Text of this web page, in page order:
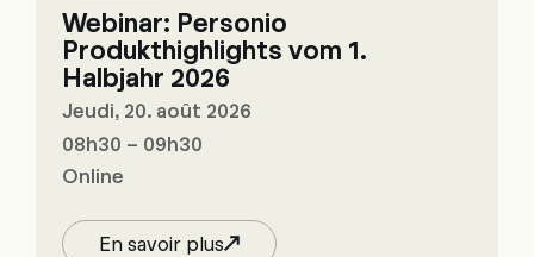
Webinar: Personio
Produkthighlights vom 1.
Halbjahr 2026
Jeudi, 20. août 2026
08h30 – 09h30
Online
En savoir plus